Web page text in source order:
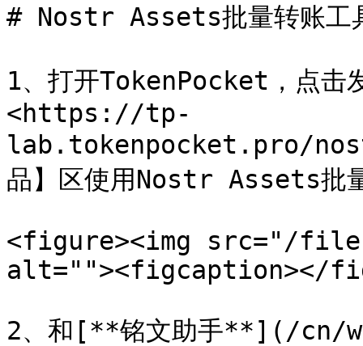
# Nostr Assets批量转账工
1、打开TokenPocket，点击
<https://tp-
lab.tokenpocket.pro/
品】区使用Nostr Assets批
<figure><img src="/files/
alt=""><figcaption></
2、和[**铭文助手**](/